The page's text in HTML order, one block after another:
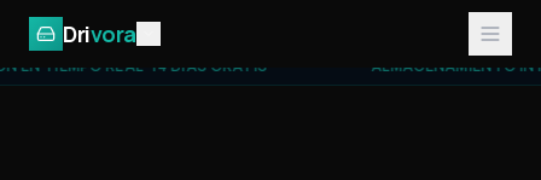
Drivora
REAL · 14 DÍAS GRATIS · ALMACENAMIENTO INTELIGENTE